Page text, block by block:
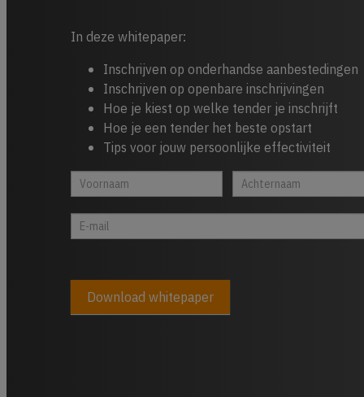
In deze whitepaper:
Inschrijven op onderhandse aanbestedingen
Inschrijven op openbare inschrijvingen
Hoe je kiest op welke tender je inschrijft
Hoe je een tender het beste opstart
Tips voor jouw persoonlijke effectiviteit
Whitepaper
cta
footer
Indien
je
een
mens
veldDownload whitepaper